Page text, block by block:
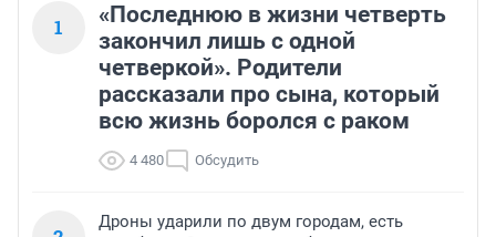
1
«Последнюю в жизни четверть
закончил лишь с одной
четверкой». Родители
рассказали про сына, который
всю жизнь боролся с раком
4 480 Обсудить
Дроны ударили по двум городам, есть